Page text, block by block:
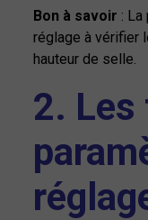
Bon à savoir :
réglage à vérifier
hauteur de selle.
2. Les